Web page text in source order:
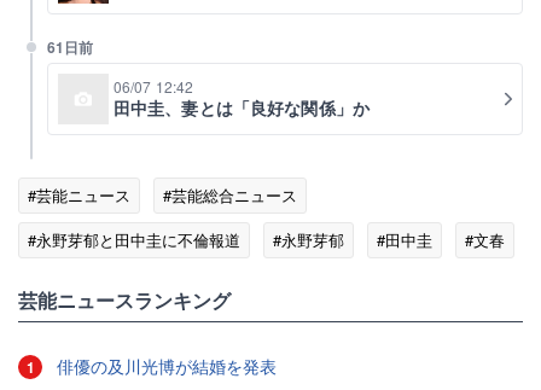
61日前
06/07 12:42
田中圭、妻とは「良好な関係」か
#芸能ニュース
#芸能総合ニュース
#永野芽郁と田中圭に不倫報道
#永野芽郁 #田中圭
#文春
芸能ニュースランキング
1 俳優の及川光博が結婚を発表